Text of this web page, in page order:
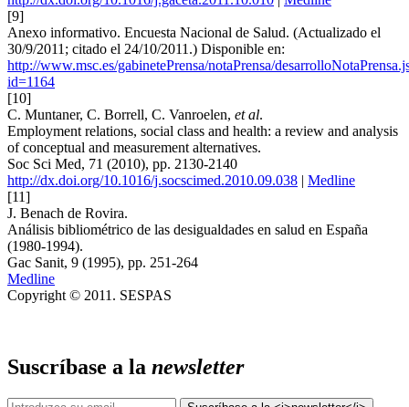
[9]
Anexo informativo. Encuesta Nacional de Salud. (Actualizado el
30/9/2011; citado el 24/10/2011.) Disponible en:
http://www.msc.es/gabinetePrensa/notaPrensa/
id=1164
[10]
C. Muntaner, C. Borrell, C. Vanroelen, et al.
Employment relations, social class and health: a review and analysis
of conceptual and measurement alternatives.
Soc Sci Med, 71 (2010), pp. 2130-2140
http://dx.doi.org/10.1016/j.socscimed.2010.09.038 | Medline
[11]
J. Benach de Rovira.
Análisis bibliométrico de las desigualdades en salud en España
(1980-1994).
Gac Sanit, 9 (1995), pp. 251-264
Medline
Copyright © 2011. SESPAS
Suscríbase a la newsletter